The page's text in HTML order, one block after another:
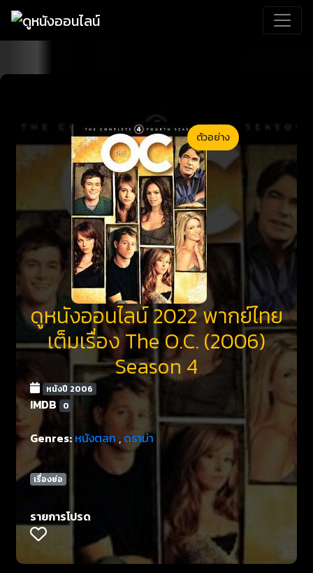
ตัวอย่าง
ดูหนังออนไลน์ 2022 พากย์ไทย
เต็มเรื่อง The O.C. (2006)
Season 4
หนังปี 2006
IMDB 0
Genres: หนังตลก , ดราม่า
เรื่องย่อ
รายการโปรด